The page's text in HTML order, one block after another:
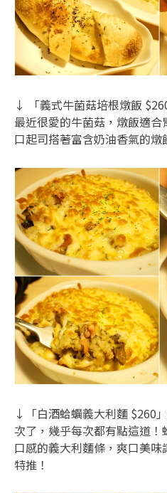
↓ 「義式牛菌菇培根燉飯
最近很愛的牛菌菇，燉飯適
口起司搭著富含奶油香氣的燉
↓「白酒蛤蠣義大利麵 $260
次了，幾乎每次都有點這道
口感的義大利麵條，爽口美味
特推！